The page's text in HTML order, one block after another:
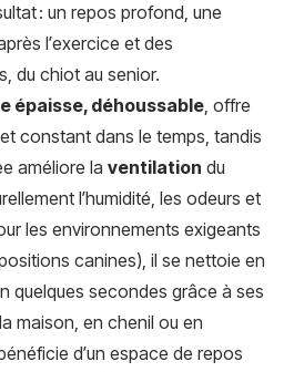
: un repos profond, une
l’exercice et des
du chiot au senior.
épaisse, déhoussable, offre
constant dans le temps, tandis
améliore la ventilation du
l’humidité, les odeurs et
les environnements exigeants
canines), il se nettoie en
quelques secondes grâce à ses
maison, en chenil ou en
d’un espace de repos